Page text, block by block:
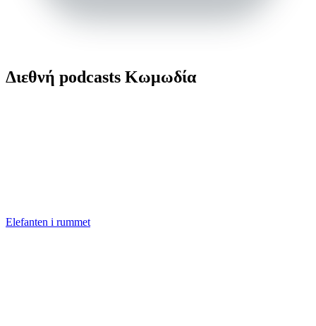
Διεθνή podcasts Κωμωδία
Elefanten i rummet